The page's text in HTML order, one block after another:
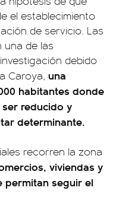
el establecimiento
de servicio. Las
una de las
debido
Caroya, una
habitantes donde
reducido y
determinante.
recorren la zona
viviendas y
seguir el